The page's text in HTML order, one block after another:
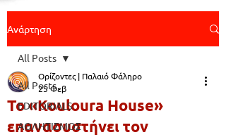
Ανάρτηση
All Posts
EDITORIALS
ΑΘΛΗΤΙΣΜΟΣ
All Posts
Το «Kouloura House»
επανασυστήνει τον
Ορίζοντες | Παλαιό Φάληρο
25 Φεβ